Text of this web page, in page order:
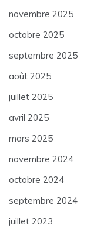
novembre 2025
octobre 2025
septembre 2025
août 2025
juillet 2025
avril 2025
mars 2025
novembre 2024
octobre 2024
septembre 2024
juillet 2023